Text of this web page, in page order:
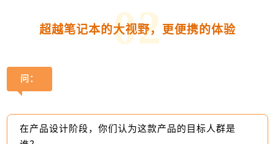
02
超越笔记本的大视野，更便携的体验
问：
在产品设计阶段，你们认为这款产品的目标人群是